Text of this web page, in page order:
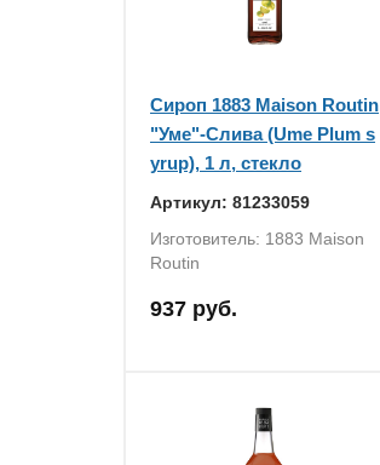
Сироп 1883 Maison Routin
"Уме"-Слива (Ume Plum s
yrup), 1 л, стекло
Артикул: 81233059
Изготовитель: 1883 Maison
Routin
937 руб.